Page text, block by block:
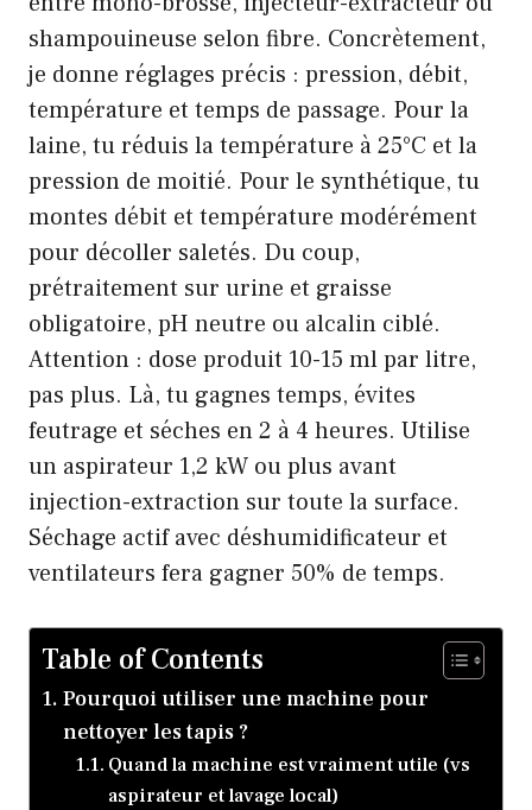
shampouineuse selon fibre. Concrètement,
je donne réglages précis : pression, débit,
température et temps de passage. Pour la
laine, tu réduis la température à 25°C et la
pression de moitié. Pour le synthétique, tu
montes débit et température modérément
pour décoller saletés. Du coup,
prétraitement sur urine et graisse
obligatoire, pH neutre ou alcalin ciblé.
Attention : dose produit 10-15 ml par litre,
pas plus. Là, tu gagnes temps, évites
feutrage et séches en 2 à 4 heures. Utilise
un aspirateur 1,2 kW ou plus avant
injection-extraction sur toute la surface.
Séchage actif avec déshumidificateur et
ventilateurs fera gagner 50% de temps.
Table of Contents
Pourquoi utiliser une machine pour
nettoyer les tapis ?
Quand la machine est vraiment utile (vs
aspirateur et lavage local)